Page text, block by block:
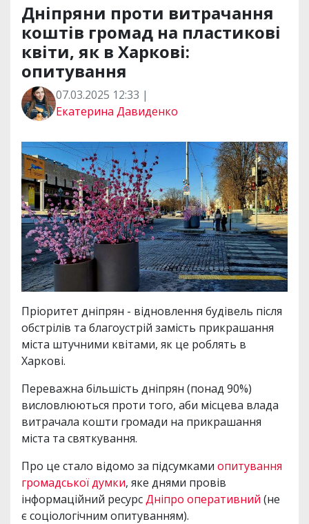
Дніпряни проти витрачання
коштів громад на пластикові
квіти, як в Харкові:
опитування
07.03.2025 12:33 |
Екатерина Давиденко
Пріоритет дніпрян - відновлення будівель після
обстрілів та благоустрій замість прикрашання
міста штучними квітами, як це роблять в
Харкові.
Переважна більшість дніпрян (понад 90%)
висловлюються проти того, аби місцева влада
витрачала кошти громади на прикрашання
міста та святкування.
Про це стало відомо за підсумками опитування
громадської думки, яке днями провів
інформаційний ресурсДніпро оперативний (не
є соціологічним опитуванням).